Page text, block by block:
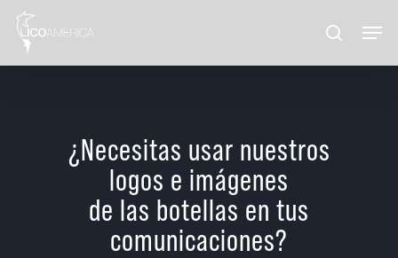
Skip
main
¿Necesitas usar nuestros
logos e imágenes
de las botellas en tus
comunicaciones?